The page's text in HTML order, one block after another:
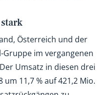
Österreich und der
Gruppe im vergangenen
Umsatz in diesen drei
um 11,7 % auf 421,2 Mio.